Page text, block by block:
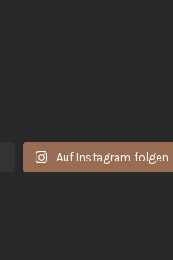
Auf Instagram folgen